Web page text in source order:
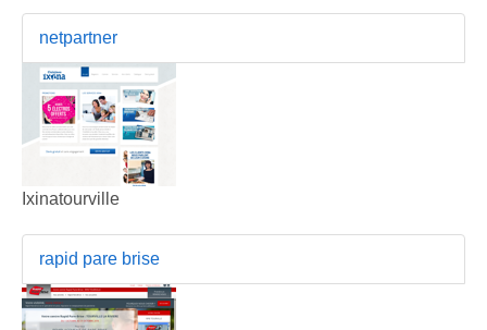
netpartner
Ixinatourville
rapid pare brise